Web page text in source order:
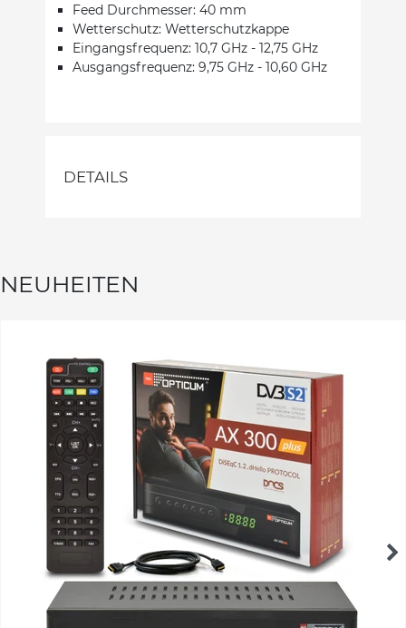
Feed Durchmesser: 40 mm
Wetterschutz: Wetterschutzkappe
Eingangsfrequenz: 10,7 GHz - 12,75 GHz
Ausgangsfrequenz: 9,75 GHz - 10,60 GHz
DETAILS
NEUHEITEN